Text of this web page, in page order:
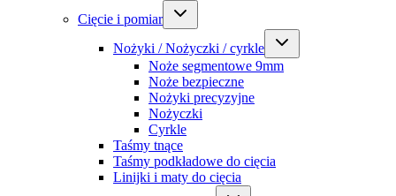
Cięcie i pomiar
Nożyki / Nożyczki / cyrkle
Noże segmentowe 9mm
Noże bezpieczne
Nożyki precyzyjne
Nożyczki
Cyrkle
Taśmy tnące
Taśmy podkładowe do cięcia
Linijki i maty do cięcia